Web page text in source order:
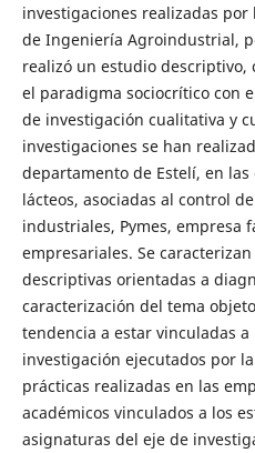
investigaciones realizadas
de Ingeniería Agroindustrial,
realizó un estudio
el paradigma sociocrítico con
de investigación cualitativa y
investigaciones se han
departamento de Estelí, en
lácteos, asociadas al control
industriales, Pymes, empresa
empresariales. Se
descriptivas orientadas a
caracterización del tema
tendencia a estar vinculadas a
investigación ejecutados por
prácticas realizadas en las
académicos vinculados a los
asignaturas del eje de